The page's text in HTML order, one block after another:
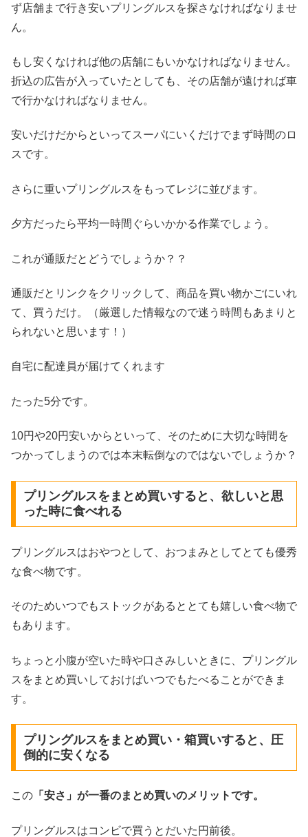
ず店舗まで行き安いプリングルスを探さなければなりませ
ん。
もし安くなければ他の店舗にもいかなければなりません。
折込の広告が入っていたとしても、その店舗が遠ければ車
で行かなければなりません。
安いだけだからといってスーパにいくだけでまず時間のロ
スです。
さらに重いプリングルスをもってレジに並びます。
夕方だったら平均一時間ぐらいかかる作業でしょう。
これが通販だとどうでしょうか？？
通販だとリンクをクリックして、商品を買い物かごにいれ
て、買うだけ。（厳選した情報なので迷う時間もあまりと
られないと思います！）
自宅に配達員が届けてくれます
たった5分です。
10円や20円安いからといって、そのために大切な時間を
つかってしまうのでは本末転倒なのではないでしょうか？
プリングルスをまとめ買いすると、欲しいと思
った時に食べれる
プリングルスはおやつとして、おつまみとしてとても優秀
な食べ物です。
そのためいつでもストックがあるととても嬉しい食べ物で
もあります。
ちょっと小腹が空いた時や口さみしいときに、プリングル
スをまとめ買いしておけばいつでもたべることができま
す。
プリングルスをまとめ買い・箱買いすると、圧
倒的に安くなる
この 「安さ」が一番のまとめ買いのメリットです。
プリングルスはコンビで買うとだいた円前後。